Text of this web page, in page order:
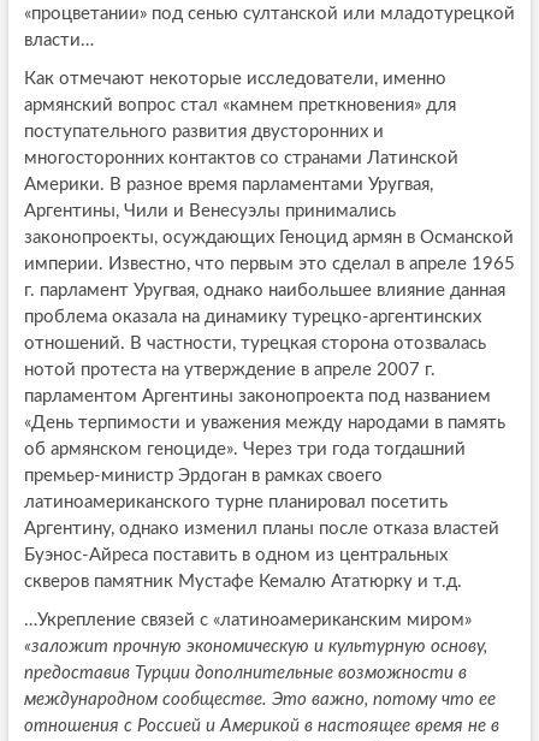
«процветании» под сенью султанской или младотурецкой
власти…
Как отмечают некоторые исследователи, именно
армянский вопрос стал «камнем преткновения» для
поступательного развития двусторонних и
многосторонних контактов со странами Латинской
Америки. В разное время парламентами Уругвая,
Аргентины, Чили и Венесуэлы принимались
законопроекты, осуждающих Геноцид армян в Османской
империи. Известно, что первым это сделал в апреле 1965
г. парламент Уругвая, однако наибольшее влияние данная
проблема оказала на динамику турецко-аргентинских
отношений. В частности, турецкая сторона отозвалась
нотой протеста на утверждение в апреле 2007 г.
парламентом Аргентины законопроекта под названием
«День терпимости и уважения между народами в память
об армянском геноциде». Через три года тогдашний
премьер-министр Эрдоган в рамках своего
латиноамериканского турне планировал посетить
Аргентину, однако изменил планы после отказа властей
Буэнос-Айреса поставить в одном из центральных
скверов памятник Мустафе Кемалю Ататюрку и т.д.
…Укрепление связей с «латиноамериканским миром»
«заложит прочную экономическую и культурную основу,
предоставив Турции дополнительные возможности в
международном сообществе. Это важно, потому что ее
отношения с Россией и Америкой в настоящее время не в